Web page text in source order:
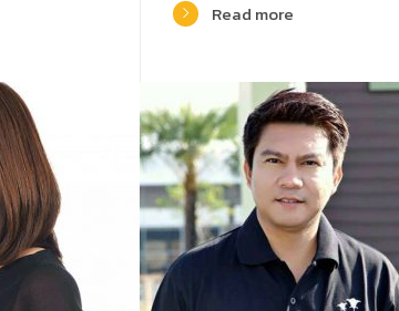
Read more